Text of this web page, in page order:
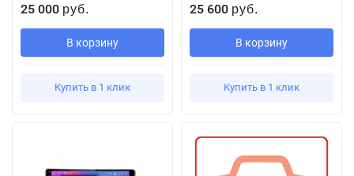
25 000 руб.
В корзину
Купить в 1 клик
25 600 руб.
В корзину
Купить в 1 клик